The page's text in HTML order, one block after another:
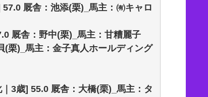
厩舎：池添(栗)_馬主：㈲キャロ
厩舎：野中(栗)_馬主：甘糟麗子
栗)_馬主：金子真人ホールディング
3歳] 55.0 厩舎：大橋(栗)_馬主：タ